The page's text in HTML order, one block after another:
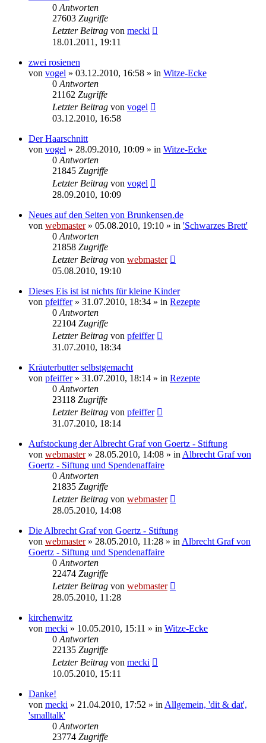
0 Antworten
27603 Zugriffe
Letzter Beitrag von mecki
18.01.2011, 19:11
zwei rosienen
von vogel » 03.12.2010, 16:58 » in Witze-Ecke
0 Antworten
21162 Zugriffe
Letzter Beitrag von vogel
03.12.2010, 16:58
Der Haarschnitt
von vogel » 28.09.2010, 10:09 » in Witze-Ecke
0 Antworten
21845 Zugriffe
Letzter Beitrag von vogel
28.09.2010, 10:09
Neues auf den Seiten von Brunkensen.de
von webmaster» 05.08.2010, 19:10 » in 'Schwarzes Brett'
0 Antworten
21858 Zugriffe
Letzter Beitrag von webmaster
05.08.2010, 19:10
Dieses Eis ist ist nichts für kleine Kinder
von pfeiffer» 31.07.2010, 18:34 » in Rezepte
0 Antworten
22104 Zugriffe
Letzter Beitrag von pfeiffer
31.07.2010, 18:34
Kräuterbutter selbstgemacht
von pfeiffer» 31.07.2010, 18:14 » in Rezepte
0 Antworten
23118 Zugriffe
Letzter Beitrag von pfeiffer
31.07.2010, 18:14
Aufstockung der Albrecht Graf von Goertz - Stiftung
von webmaster» 28.05.2010, 14:08 » in Albrecht Graf von
Goertz - Siftung und Spendenaffaire
0 Antworten
21835 Zugriffe
Letzter Beitrag von webmaster
28.05.2010, 14:08
Die Albrecht Graf von Goertz - Stiftung
von webmaster» 28.05.2010, 11:28 » in Albrecht Graf von
Goertz - Siftung und Spendenaffaire
0 Antworten
22474 Zugriffe
Letzter Beitrag von webmaster
28.05.2010, 11:28
kirchenwitz
von mecki » 10.05.2010, 15:11 » in Witze-Ecke
0 Antworten
22135 Zugriffe
Letzter Beitrag von mecki
10.05.2010, 15:11
Danke!
von mecki » 21.04.2010, 17:52 » in Allgemein, 'dit & dat',
'smalltalk'
0 Antworten
23774 Zugriffe